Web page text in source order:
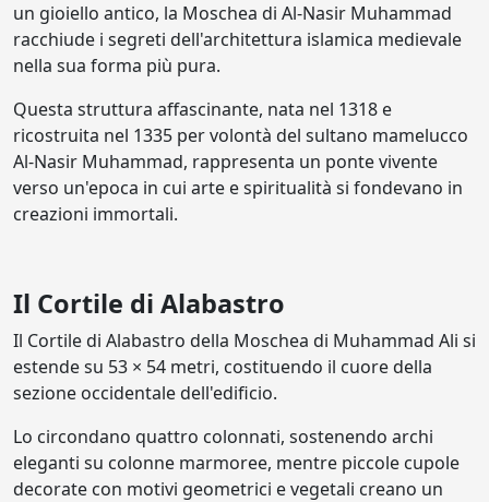
un gioiello antico, la Moschea di Al-Nasir Muhammad
racchiude i segreti dell'architettura islamica medievale
nella sua forma più pura.
Questa struttura affascinante, nata nel 1318 e
ricostruita nel 1335 per volontà del sultano mamelucco
Al-Nasir Muhammad, rappresenta un ponte vivente
verso un'epoca in cui arte e spiritualità si fondevano in
creazioni immortali.
Il Cortile di Alabastro
Il Cortile di Alabastro della Moschea di Muhammad Ali si
estende su 53 × 54 metri, costituendo il cuore della
sezione occidentale dell'edificio.
Lo circondano quattro colonnati, sostenendo archi
eleganti su colonne marmoree, mentre piccole cupole
decorate con motivi geometrici e vegetali creano un